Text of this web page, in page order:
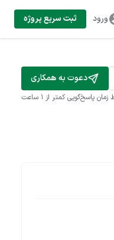
ورود ثبت سریع پروژه
دعوت به همکاری
زمان پاسخ‌گویی کمتر از 1 ساعت